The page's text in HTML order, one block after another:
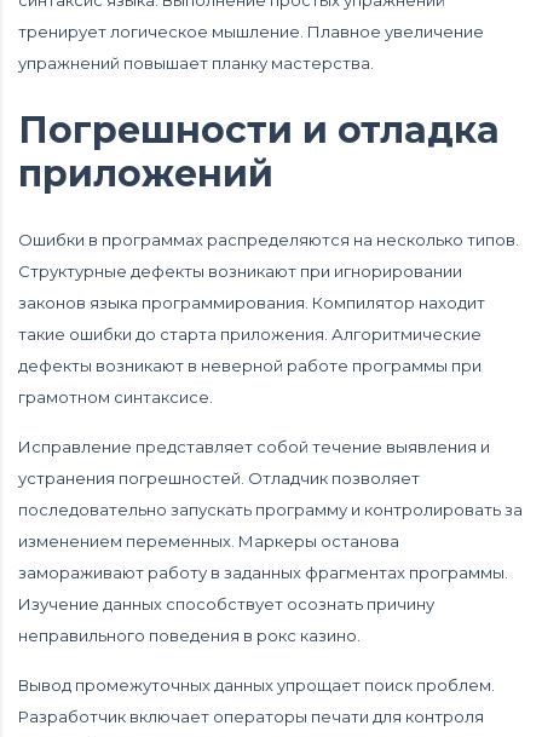
тренирует логическое мышление. Плавное увеличение
упражнений повышает планку мастерства.
Погрешности и отладка
приложений
Ошибки в программах распределяются на несколько типов.
Структурные дефекты возникают при игнорировании
законов языка программирования. Компилятор находит
такие ошибки до старта приложения. Алгоритмические
дефекты возникают в неверной работе программы при
грамотном синтаксисе.
Исправление представляет собой течение выявления и
устранения погрешностей. Отладчик позволяет
последовательно запускать программу и контролировать за
изменением переменных. Маркеры останова
замораживают работу в заданных фрагментах программы.
Изучение данных способствует осознать причину
неправильного поведения в рокс казино.
Вывод промежуточных данных упрощает поиск проблем.
Разработчик включает операторы печати для контроля